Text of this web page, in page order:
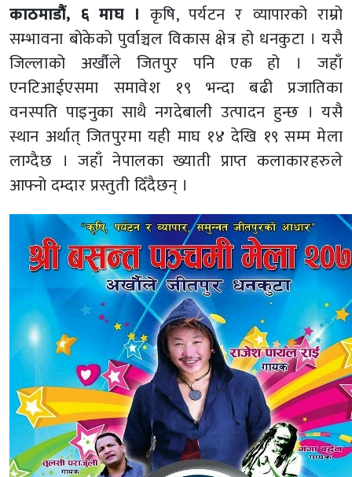
काठमाडौं, ६ माघ । कृषि, पर्यटन र व्यापारको राम्रो
सम्भावना बोकेको पुर्वाञ्चल विकास क्षेत्र हो धनकुटा । यसै
जिल्लाको अर्खौले जितपुर पनि एक हो । जहाँ
एनटिआईएसमा समावेश १९ भन्दा बढी प्रजातिका
वनस्पति पाइनुका साथै नगदेबाली उत्पादन हुन्छ । यसै
स्थान अर्थात् जितपुरमा यही माघ १४ देखि १९ सम्म मेला
लाग्दैछ । जहाँ नेपालका ख्याती प्राप्त कलाकारहरुले
आफ्नो दम्दार प्रस्तुती दिँदैछन् ।